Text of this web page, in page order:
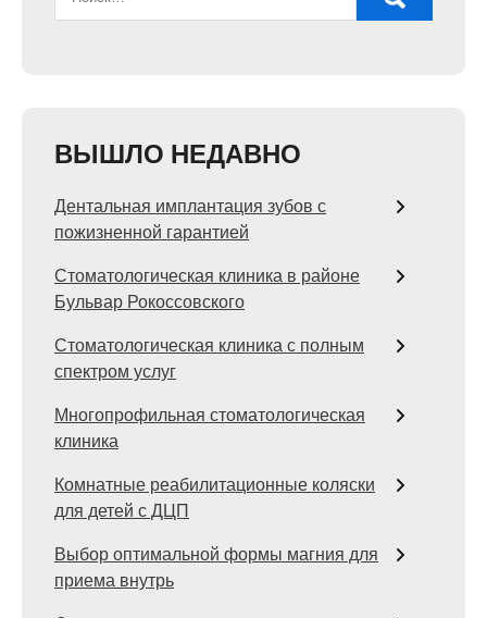
ВЫШЛО НЕДАВНО
Дентальная имплантация зубов с
пожизненной гарантией
Стоматологическая клиника в районе
Бульвар Рокоссовского
Стоматологическая клиника с полным
спектром услуг
Многопрофильная стоматологическая
клиника
Комнатные реабилитационные коляски
для детей с ДЦП
Выбор оптимальной формы магния для
приема внутрь